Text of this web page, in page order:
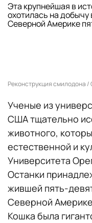
Эта крупнейшая в
охотилась на
Северной Америке
Реконструкция смилодона /
Ученые из
США тщательно
животного,
естественной и
Университета
Останки
жившей пять-
Северной
Кошка была